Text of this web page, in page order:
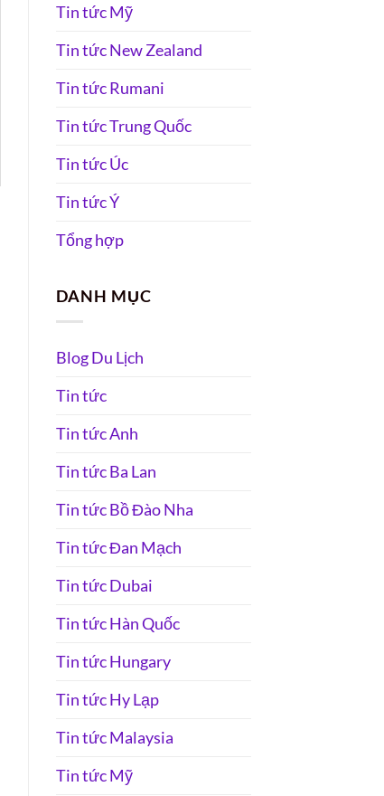
Tin tức Mỹ
Tin tức New Zealand
Tin tức Rumani
Tin tức Trung Quốc
Tin tức Úc
Tin tức Ý
Tổng hợp
DANH MỤC
Blog Du Lịch
Tin tức
Tin tức Anh
Tin tức Ba Lan
Tin tức Bồ Đào Nha
Tin tức Đan Mạch
Tin tức Dubai
Tin tức Hàn Quốc
Tin tức Hungary
Tin tức Hy Lạp
Tin tức Malaysia
Tin tức Mỹ